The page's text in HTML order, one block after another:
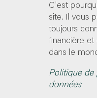
C'est
site. Il vous
toujours
financière
dans le
Politique de
données